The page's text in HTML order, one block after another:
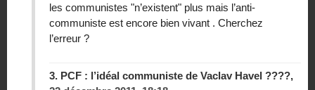
les communistes "n’existent" plus mais l’anti-
communiste est encore bien vivant . Cherchez
l’erreur ?
3. PCF : l’idéal communiste de Vaclav Havel ????,